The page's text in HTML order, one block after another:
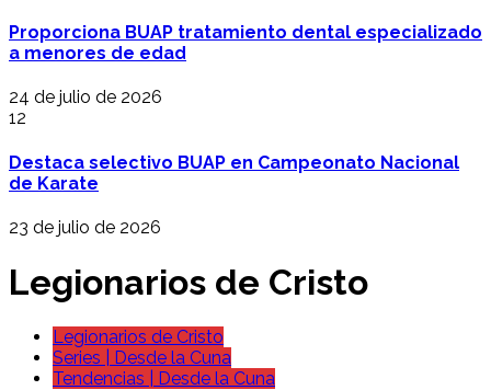
Proporciona BUAP tratamiento dental especializado
a menores de edad
24 de julio de 2026
12
Destaca selectivo BUAP en Campeonato Nacional
de Karate
23 de julio de 2026
Legionarios de Cristo
Legionarios de Cristo
Series | Desde la Cuna
Tendencias | Desde la Cuna